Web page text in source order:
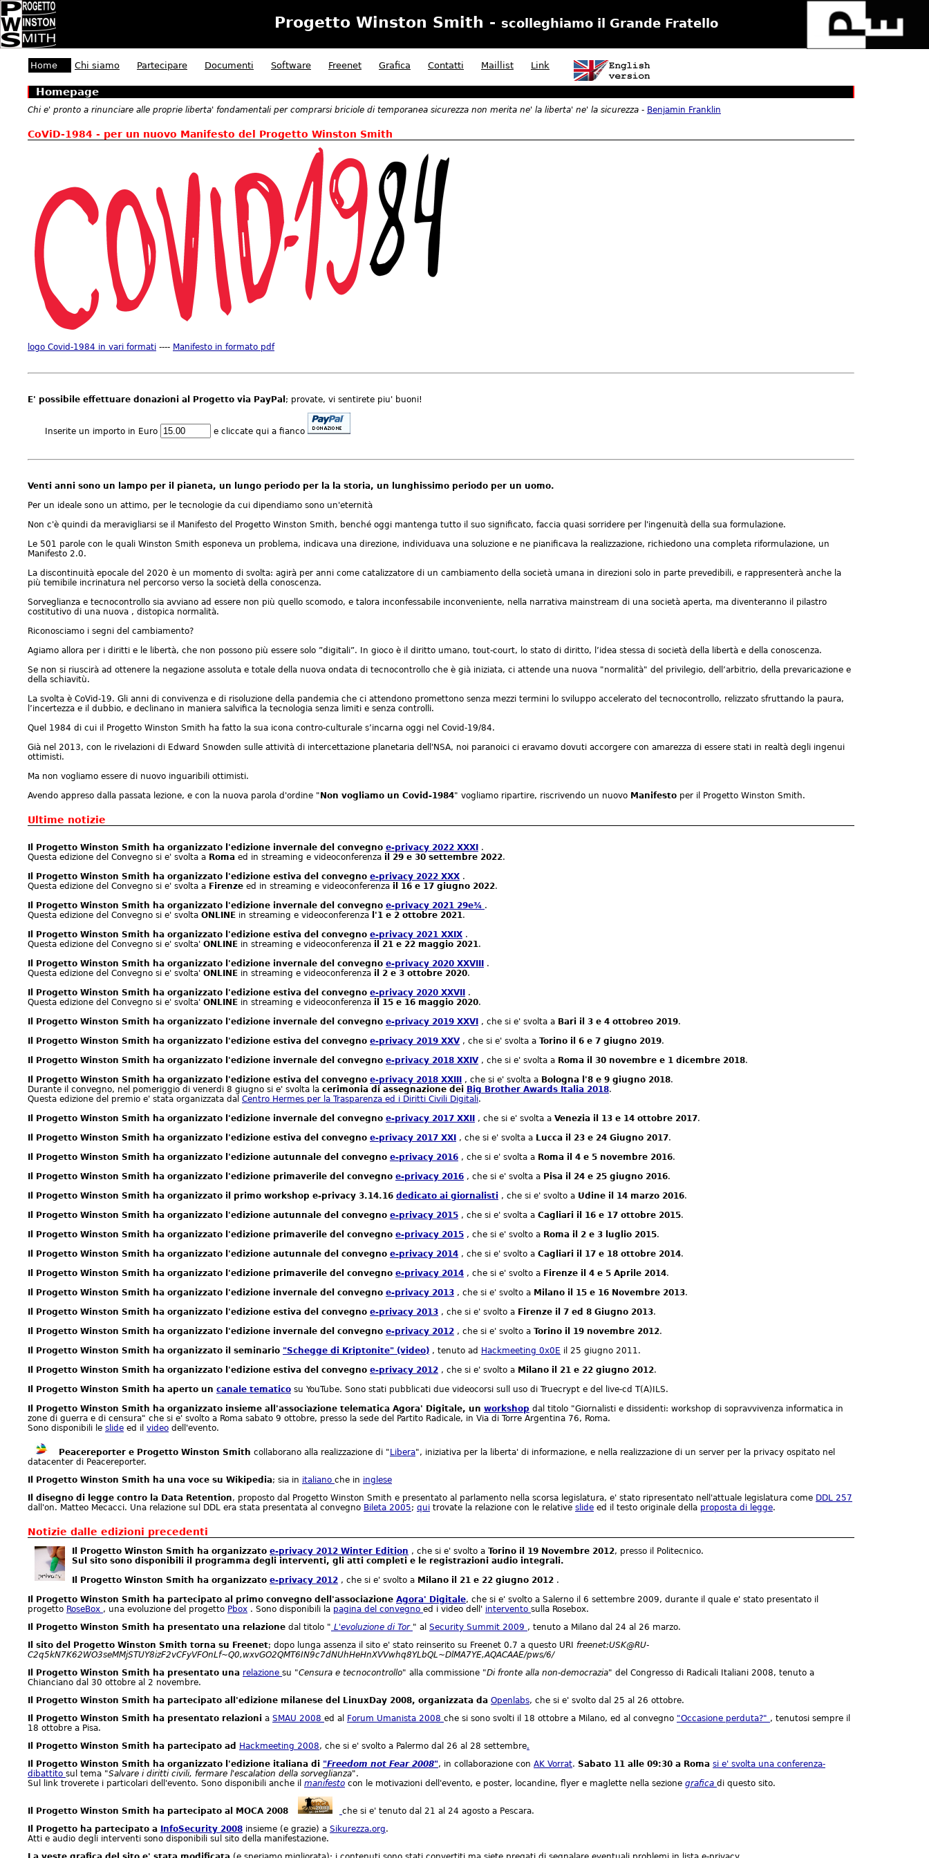
Progetto Winston Smith - scolleghiamo il Grande Fratello
Home Chi siamo Partecipare Documenti Software Freenet Grafica Contatti Maillist Link
Homepage
Chi e' pronto a rinunciare alle proprie liberta' fondamentali per comprarsi briciole di temporanea sicurezza non merita ne' la liberta' ne' la sicurezza - Benjamin Franklin
CoViD-1984 - per un nuovo Manifesto del Progetto Winston Smith
logo Covid-1984 in vari formati ---- Manifesto in formato pdf
E' possibile effettuare donazioni al Progetto via PayPal ; provate, vi sentirete piu' buoni!
Inserite un importo in Euro e cliccate qui a fianco
Venti anni sono un lampo per il pianeta, un lungo periodo per la la storia, un lunghissimo periodo per un uomo.
Per un ideale sono un attimo, per le tecnologie da cui dipendiamo sono un'eternità
Non c'è quindi da meravigliarsi se il Manifesto del Progetto Winston Smith, benché oggi mantenga tutto il suo significato, faccia quasi sorridere per l'ingenuità della sua formulazione.
Le 501 parole con le quali Winston Smith esponeva un problema, indicava una direzione, individuava una soluzione e ne pianificava la realizzazione, richiedono una completa riformulazione, un
Manifesto 2.0.
La discontinuità epocale del 2020 è un momento di svolta: agirà per anni come catalizzatore di un cambiamento della società umana in direzioni solo in parte prevedibili, e rappresenterà anche la
più temibile incrinatura nel percorso verso la società della conoscenza.
Sorveglianza e tecnocontrollo sia avviano ad essere non più quello scomodo, e talora inconfessabile inconveniente, nella narrativa mainstream di una società aperta, ma diventeranno il pilastro
costitutivo di una nuova , distopica normalità.
Riconosciamo i segni del cambiamento?
Agiamo allora per i diritti e le libertà, che non possono più essere solo ”digitali”. In gioco è il diritto umano, tout-court, lo stato di diritto, l’idea stessa di società della libertà e della conoscenza.
Se non si riuscirà ad ottenere la negazione assoluta e totale della nuova ondata di tecnocontrollo che è già iniziata, ci attende una nuova "normalità" del privilegio, dell’arbitrio, della prevaricazione e
della schiavitù.
La svolta è CoVid-19. Gli anni di convivenza e di risoluzione della pandemia che ci attendono promettono senza mezzi termini lo sviluppo accelerato del tecnocontrollo, relizzato sfruttando la paura,
l’incertezza e il dubbio, e declinano in maniera salvifica la tecnologia senza limiti e senza controlli.
Quel 1984 di cui il Progetto Winston Smith ha fatto la sua icona contro-culturale s’incarna oggi nel Covid-19/84.
Già nel 2013, con le rivelazioni di Edward Snowden sulle attività di intercettazione planetaria dell'NSA, noi paranoici ci eravamo dovuti accorgere con amarezza di essere stati in realtà degli ingenui
ottimisti.
Ma non vogliamo essere di nuovo inguaribili ottimisti.
Avendo appreso dalla passata lezione, e con la nuova parola d'ordine " Non vogliamo un Covid-1984" vogliamo ripartire, riscrivendo un nuovo Manifesto per il Progetto Winston Smith.
Ultime notizie
Il Progetto Winston Smith ha organizzato l'edizione invernale del convegno e-privacy 2022 XXXI
.
Questa edizione del Convegno si e' svolta a Roma ed in streaming e videoconferenza il 29 e 30 settembre 2022.
Il Progetto Winston Smith ha organizzato l'edizione estiva del convegno e-privacy 2022 XXX .
Questa edizione del Convegno si e' svolta a Firenze ed in streaming e videoconferenza il 16 e 17 giugno 2022.
Il Progetto Winston Smith ha organizzato l'edizione invernale del convegno e-privacy 2021 29e¾ .
Questa edizione del Convegno si e' svolta ONLINE in streaming e videoconferenza l'1 e 2 ottobre 2021.
Il Progetto Winston Smith ha organizzato l'edizione estiva del convegno e-privacy 2021 XXIX .
Questa edizione del Convegno si e' svolta' ONLINE in streaming e videoconferenza il 21 e 22 maggio 2021.
Il Progetto Winston Smith ha organizzato l'edizione invernale del convegno e-privacy 2020 XXVIII
.
Questa edizione del Convegno si e' svolta' ONLINE in streaming e videoconferenza il 2 e 3 ottobre 2020.
Il Progetto Winston Smith ha organizzato l'edizione estiva del convegno e-privacy 2020 XXVII
.
Questa edizione del Convegno si e' svolta' ONLINE in streaming e videoconferenza il 15 e 16 maggio 2020.
Il Progetto Winston Smith ha organizzato l'edizione invernale del convegno e-privacy 2019 XXVI , che si e' svolta a Bari il 3 e 4 ottobreo 2019.
Il Progetto Winston Smith ha organizzato l'edizione estiva del convegno e-privacy 2019 XXV , che si e' svolta a Torino il 6 e 7 giugno 2019.
Il Progetto Winston Smith ha organizzato l'edizione invernale del convegno e-privacy 2018 XXIV , che si e' svolta a Roma il 30 novembre e 1 dicembre 2018.
Il Progetto Winston Smith ha organizzato l'edizione estiva del convegno e-privacy 2018 XXIII , che si e' svolta a Bologna l'8 e 9 giugno 2018.
Durante il convegno, nel pomeriggio di venerdi 8 giugno si e' svolta la cerimonia di assegnazione dei Big Brother Awards Italia 2018.
Questa edizione del premio e' stata organizzata dal Centro Hermes per la Trasparenza ed i Diritti Civili Digitali.
Il Progetto Winston Smith ha organizzato l'edizione invernale del convegno e-privacy 2017 XXII , che si e' svolta a Venezia il 13 e 14 ottobre 2017.
Il Progetto Winston Smith ha organizzato l'edizione estiva del convegno e-privacy 2017 XXI , che si e' svolta a Lucca il 23 e 24 Giugno 2017.
Il Progetto Winston Smith ha organizzato l'edizione autunnale del convegno e-privacy 2016 , che si e' svolta a Roma il 4 e 5 novembre 2016.
Il Progetto Winston Smith ha organizzato l'edizione primaverile del convegno e-privacy 2016 , che si e' svolta a Pisa il 24 e 25 giugno 2016.
Il Progetto Winston Smith ha organizzato il primo workshop e-privacy 3.14.16 dedicato ai giornalisti , che si e' svolto a Udine il 14 marzo 2016.
Il Progetto Winston Smith ha organizzato l'edizione autunnale del convegno e-privacy 2015 , che si e' svolta a Cagliari il 16 e 17 ottobre 2015.
Il Progetto Winston Smith ha organizzato l'edizione primaverile del convegno e-privacy 2015 , che si e' svolto a Roma il 2 e 3 luglio 2015.
Il Progetto Winston Smith ha organizzato l'edizione autunnale del convegno e-privacy 2014 , che si e' svolto a Cagliari il 17 e 18 ottobre 2014.
Il Progetto Winston Smith ha organizzato l'edizione primaverile del convegno e-privacy 2014 , che si e' svolto a Firenze il 4 e 5 Aprile 2014.
Il Progetto Winston Smith ha organizzato l'edizione invernale del convegno e-privacy 2013 , che si e' svolto a Milano il 15 e 16 Novembre 2013.
Il Progetto Winston Smith ha organizzato l'edizione estiva del convegno e-privacy 2013 , che si e' svolto a Firenze il 7 ed 8 Giugno 2013.
Il Progetto Winston Smith ha organizzato l'edizione invernale del convegno e-privacy 2012 , che si e' svolto a Torino il 19 novembre 2012.
Il Progetto Winston Smith ha organizzato il seminario "Schegge di Kriptonite" (video) , tenuto ad Hackmeeting 0x0E il 25 giugno 2011.
Il Progetto Winston Smith ha organizzato l'edizione estiva del convegno e-privacy 2012 , che si e' svolto a Milano il 21 e 22 giugno 2012.
Il Progetto Winston Smith ha aperto un canale tematico su YouTube. Sono stati pubblicati due videocorsi sull uso di Truecrypt e del live-cd T(A)ILS.
Il Progetto Winston Smith ha organizzato insieme all'associazione telematica Agora' Digitale, un workshop dal titolo "Giornalisti e dissidenti: workshop di sopravvivenza informatica in
zone di guerra e di censura" che si e' svolto a Roma sabato 9 ottobre, presso la sede del Partito Radicale, in Via di Torre Argentina 76, Roma.
Sono disponibili le slide ed il video dell'evento.
Peacereporter e Progetto Winston Smith collaborano alla realizzazione di " Libera", iniziativa per la liberta' di informazione, e nella realizzazione di un server per la privacy ospitato nel
datacenter di Peacereporter.
Il Progetto Winston Smith ha una voce su Wikipedia; sia in italiano che in inglese
Il disegno di legge contro la Data Retention, proposto dal Progetto Winston Smith e presentato al parlamento nella scorsa legislatura, e' stato ripresentato nell'attuale legislatura come DDL 257
dall'on. Matteo Mecacci. Una relazione sul DDL era stata presentata al convegno Bileta 2005; qui trovate la relazione con le relative slide ed il testo originale della proposta di legge.
Notizie dalle edizioni precedenti
Il Progetto Winston Smith ha organizzato e-privacy 2012 Winter Edition , che si e' svolto a Torino il 19 Novembre 2012, presso il Politecnico.
Sul sito sono disponibili il programma degli interventi, gli atti completi e le registrazioni audio integrali.
Il Progetto Winston Smith ha organizzato e-privacy 2012 , che si e' svolto a Milano il 21 e 22 giugno 2012 .
Il Progetto Winston Smith ha partecipato al primo convegno dell'associazione Agora' Digitale, che si e' svolto a Salerno il 6 settembre 2009, durante il quale e' stato presentato il
progetto RoseBox , una evoluzione del progetto Pbox . Sono disponibili la pagina del convegno ed i video dell' intervento sulla Rosebox.
Il Progetto Winston Smith ha presentato una relazione dal titolo " L'evoluzione di Tor " al Security Summit 2009 , tenuto a Milano dal 24 al 26 marzo.
Il sito del Progetto Winston Smith torna su Freenet; dopo lunga assenza il sito e' stato reinserito su Freenet 0.7 a questo URI freenet:USK@RU-
C2q5kN7K62WO3seMMjSTUY8izF2vCFyVFOnLf~Q0,wxvGO2QMT6IN9c7dNUhHeHnXVVwhq8YLbQL~DlMA7YE,AQACAAE/pws/6/
Il Progetto Winston Smith ha presentato una relazione su "Censura e tecnocontrollo" alla commissione "Di fronte alla non-democrazia" del Congresso di Radicali Italiani 2008, tenuto a
Chianciano dal 30 ottobre al 2 novembre.
Il Progetto Winston Smith ha partecipato all'edizione milanese del LinuxDay 2008, organizzata da Openlabs, che si e' svolto dal 25 al 26 ottobre.
Il Progetto Winston Smith ha presentato relazioni a SMAU 2008 ed al Forum Umanista 2008 che si sono svolti il 18 ottobre a Milano, ed al convegno "Occasione perduta?" , tenutosi sempre il
18 ottobre a Pisa.
Il Progetto Winston Smith ha partecipato ad
Hackmeeting 2008, che si e' svolto a Palermo dal 26 al 28 settembre.
Il Progetto Winston Smith ha organizzato l'edizione italiana di "Freedom not Fear 2008", in collaborazione con AK Vorrat. Sabato 11 alle 09:30 a Roma si e' svolta una conferenza-
dibattito sul tema "Salvare i diritti civili, fermare l'escalation della sorveglianza".
Sul link troverete i particolari dell'evento. Sono disponibili anche il manifesto con le motivazioni dell'evento, e poster, locandine, flyer e maglette nella sezione grafica di questo sito.
Il Progetto Winston Smith ha partecipato al MOCA 2008
che si e' tenuto dal 21 al 24 agosto a Pescara.
Il Progetto ha partecipato a
InfoSecurity 2008 insieme (e grazie) a Sikurezza.org.
Atti e audio degli interventi sono disponibili sul sito della manifestazione.